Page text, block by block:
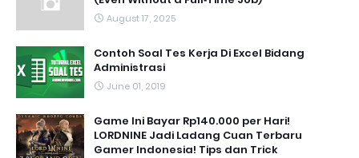
August 17, 2025
Contoh Soal Tes Kerja Di Excel Bidang
Administrasi
June 01, 2019
Game Ini Bayar Rp140.000 per Hari!
LORDNINE Jadi Ladang Cuan Terbaru
Gamer Indonesia! Tips dan Trick